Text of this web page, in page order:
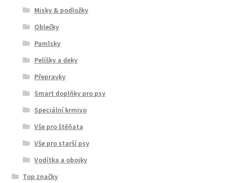
Misky & podložky
Oblečky
Pamlsky
Pelíšky a deky
Přepravky
Smart doplňky pro psy
Speciální krmivo
Vše pro štěňata
Vše pro starší psy
Vodítka a obojky
Top značky